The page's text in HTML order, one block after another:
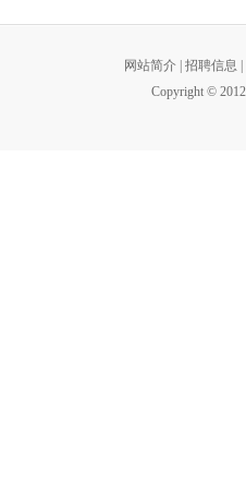
网站简介 招聘信息
Copyright ©